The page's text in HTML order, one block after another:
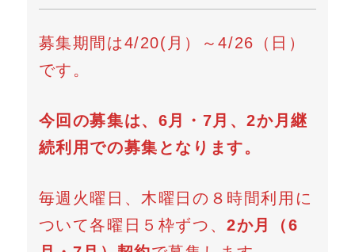
募集期間は4/20(月）～4/26（日）
です。
今回の募集は、6月・7月、2か月継
続利用での募集となります。
毎週火曜日、木曜日の８時間利用に
ついて各曜日５枠ずつ、2か月（6